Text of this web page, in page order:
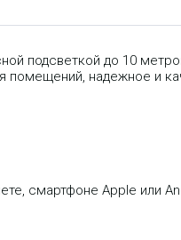
подсветкой до 10
помещений, надежное и
смартфоне Apple или